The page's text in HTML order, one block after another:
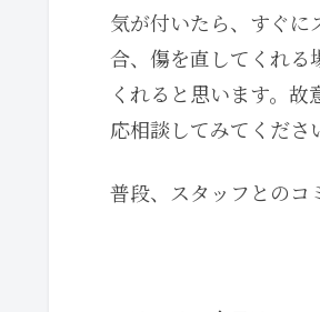
気が付いたら、すぐ
合、傷を直してくれる
くれると思います。
応相談してみてくださ
普段、スタッフとのコ